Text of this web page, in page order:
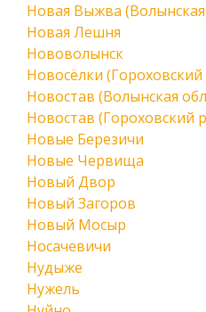
Новая Выжва (Волынская
Новая Лешня
Нововолынск
Новосёлки (Гороховский
Новостав (Волынская
Новостав (Гороховский
Новые Березичи
Новые Червища
Новый Двор
Новый Загоров
Новый Мосыр
Носачевичи
Нудыже
Нужель